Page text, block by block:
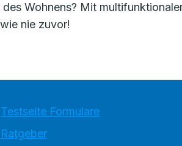
Wohnens? Mit
nie zuvor!
Testseite Formulare
Ratgeber